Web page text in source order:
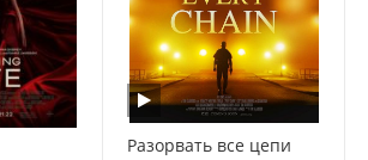
Разорвать все цепи